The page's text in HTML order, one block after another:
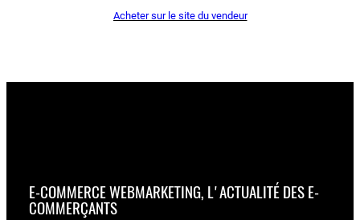
Acheter sur le site du vendeur
E-COMMERCE WEBMARKETING, L'ACTUALITÉ DES E-
COMMERÇANTS